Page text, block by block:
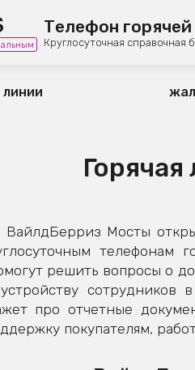
Телефон
Круглосуточная справочная
линии
ВайлдБерриз Мосты
телефонам
решить вопросы о
сотрудников
про отчетные
покупателям,